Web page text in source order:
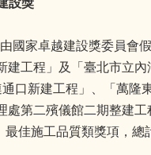
設獎
國家卓越建設獎委員會
工程」及「臺北市立
口新建工程」、「萬隆
處第二殯儀館二期整建
佳施工品質類獎項，總